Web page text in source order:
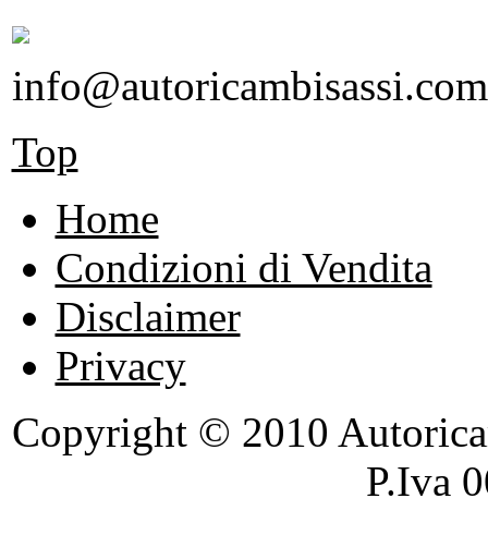
info@autoricambisassi.com
Top
Home
Condizioni di Vendita
Disclaimer
Privacy
Copyright © 2010
P.Iva